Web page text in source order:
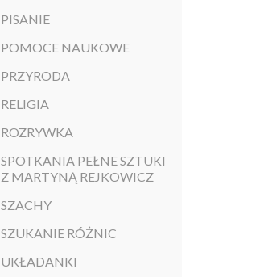
PISANIE
POMOCE NAUKOWE
PRZYRODA
RELIGIA
ROZRYWKA
SPOTKANIA PEŁNE SZTUKI
Z MARTYNĄ REJKOWICZ
SZACHY
SZUKANIE RÓŻNIC
UKŁADANKI